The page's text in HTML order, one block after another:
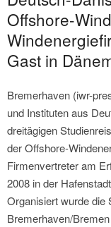
Offshore-
Gast in
Bremerhaven (iwr-
und Instituten aus
dreitägigen
der Offshore-
Firmenvertreter am
2008 in der
Organisiert wurde die
Bremerhaven/